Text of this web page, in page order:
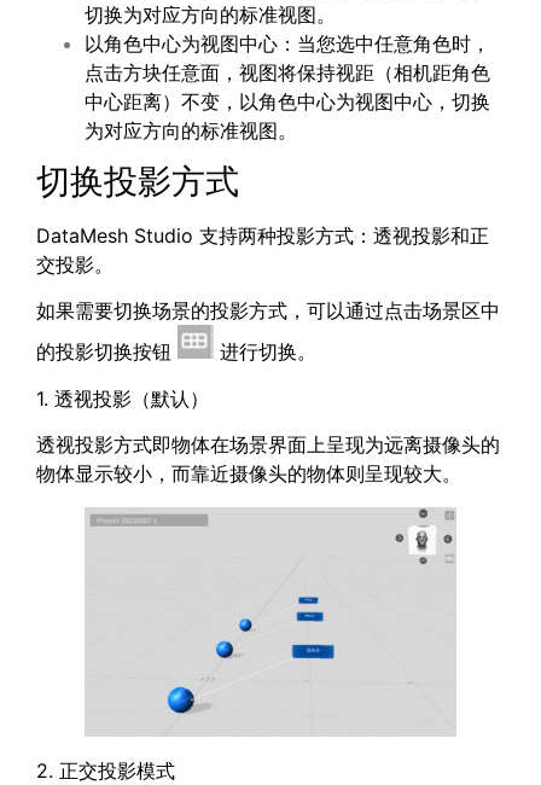
切换为对应方向的标准视图。
以角色中心为视图中心：当您选中任意角色时，
点击方块任意面，视图将保持视距（相机距角色
中心距离）不变，以角色中心为视图中心，切换
为对应方向的标准视图。
切换投影方式
DataMesh Studio 支持两种投影方式：透视投影和正
交投影。
如果需要切换场景的投影方式，可以通过点击场景区中
的投影切换按钮
进行切换。
1. 透视投影（默认）
透视投影方式即物体在场景界面上呈现为远离摄像头的
物体显示较小，而靠近摄像头的物体则呈现较大。
2. 正交投影模式